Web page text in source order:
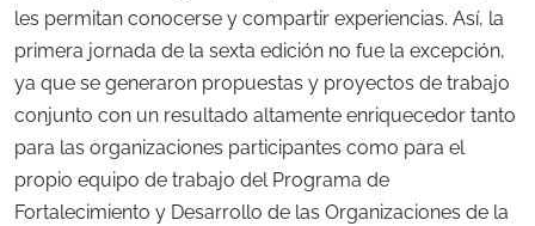
les permitan conocerse y compartir experiencias. Así, la
primera jornada de la sexta edición no fue la excepción,
ya que se generaron propuestas y proyectos de trabajo
conjunto con un resultado altamente enriquecedor tanto
para las organizaciones participantes como para el
propio equipo de trabajo del Programa de
Fortalecimiento y Desarrollo de las Organizaciones de la